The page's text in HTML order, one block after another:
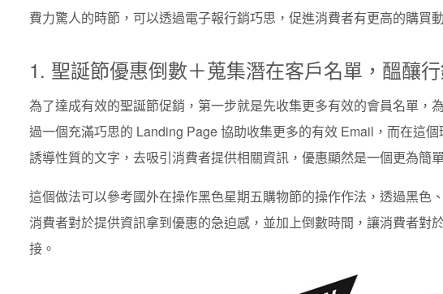
費力驚人的時節，可以透過電子報行銷巧思，促進消費者有更高的購買
1. 聖誕節優惠倒數＋蒐集潛在客戶名單，醞釀
為了達成有效的聖誕節促銷，第一步就是先收集更多有效的會員名單，
過一個充滿巧思的 Landing Page 協助收集更多的有效 Email，而在這
誘導性質的文字，去吸引消費者提供相關資訊，優惠顯然是一個更為簡
這個做法可以參考國外在操作黑色星期五購物節的操作作法，透過黑色
消費者對於提供資訊拿到優惠的急迫感，並加上倒數時間，讓消費者對
接。